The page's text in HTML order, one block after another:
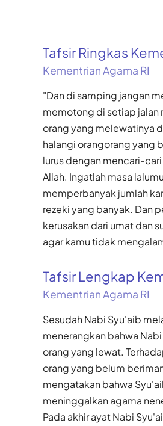
Tafsir Ringkas
Kementrian Agama RI
"Dan di samping jangan
memotong di setiap jalan
orang yang melewatinya
halangi orangorang yang
lurus dengan mencari-
Allah. Ingatlah masa
memperbanyak jumlah
rezeki yang banyak. Dan
kerusakan dari umat dan
agar kamu tidak
Tafsir Lengkap
Kementrian Agama RI
Sesudah Nabi Syu'aib
menerangkan bahwa
orang yang lewat.
orang yang belum
mengatakan bahwa
meninggalkan agama
Pada akhir ayat Nabi